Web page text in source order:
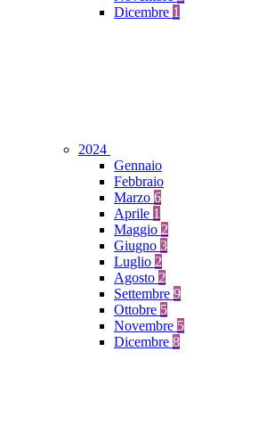
Dicembre 1
2024
Gennaio
Febbraio
Marzo 6
Aprile 1
Maggio 2
Giugno 3
Luglio 2
Agosto 2
Settembre 9
Ottobre 5
Novembre 5
Dicembre 8